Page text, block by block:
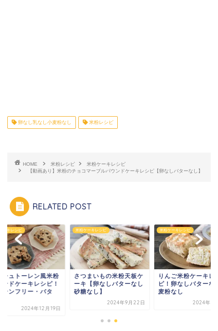
卵なし乳なし小麦粉なし 米粉レシピ
HOME 米粉レシピ
米粉ケーキレシピ
【動画あり】米粉のチョコマーブルパウンドケーキレシピ【卵なしバターなし】
RELATED POST
ーキレシピ
シュトーレン風米粉
ンドケーキレシピ！
テンフリー・バタ
2024年12月19日
米粉ケーキレシピ
さつまいもの米粉天板ケ
ーキ【卵なしバターなし
砂糖なし】
2024年9月22日
米粉ケーキレシピ
りんご米粉ケーキレ
ピ！卵なしバターな
麦粉なし
2024年8